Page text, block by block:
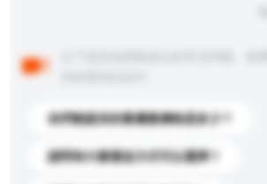
你們能提供的最優惠價格是多少？
請問有什麼運送方式可以選擇？